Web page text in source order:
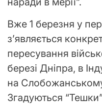
Вже 1 березня у
з’являється
пересування
березі Дніпра, в
на
Згадуються